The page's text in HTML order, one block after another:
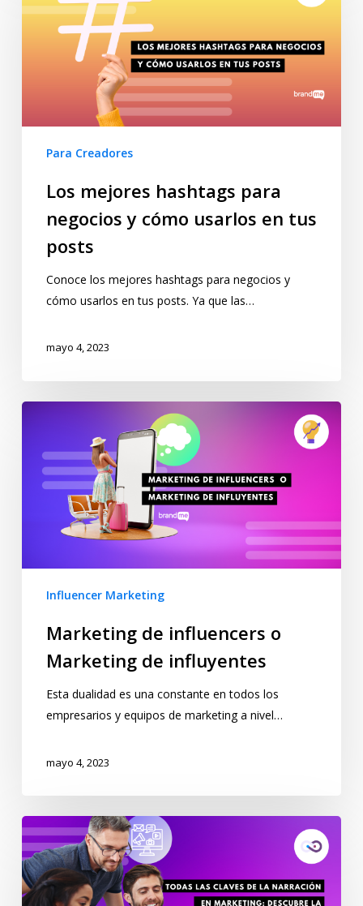
Para Creadores
Los mejores hashtags para
negocios y cómo usarlos en tus
posts
Conoce los mejores hashtags para negocios y
cómo usarlos en tus posts. Ya que las…
mayo 4, 2023
Influencer Marketing
Marketing de influencers o
Marketing de influyentes
Esta dualidad es una constante en todos los
empresarios y equipos de marketing a nivel…
mayo 4, 2023